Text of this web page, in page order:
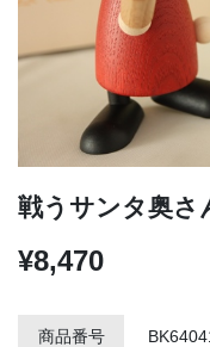
戦うサンタ奥さ
¥8,470
商品番号